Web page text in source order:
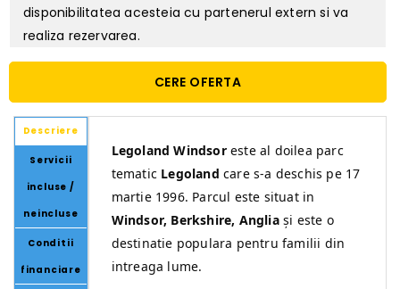
disponibilitatea acesteia cu partenerul extern si va
realiza rezervarea.
CERE OFERTA
Descriere
Servicii
incluse /
neincluse
Conditii
financiare
Legoland Windsoreste al doilea parc
tematic Legoland care s-a deschis pe 17
martie 1996. Parcul este situat in
Windsor, Berkshire, Angliași este o
destinatie populara pentru familii din
intreaga lume.